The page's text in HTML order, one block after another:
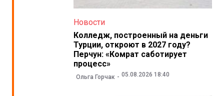
Новости
Колледж, построенный на деньги
Турции, откроют в 2027 году?
Перчун: «Комрат саботирует
процесс»
Ольга Горчак 05.08.2026 18:40